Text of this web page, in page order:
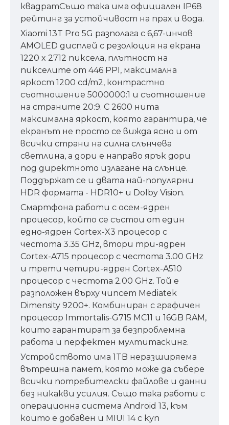
квадратСъщо така има официален IP68
рейтинг за устойчивост на прах и вода.
Xiaomi 13T Pro 5G разполага с 6,67-инчов
AMOLED дисплей с резолюция на екрана
1220 x 2712 пиксела, плътност на
пикселите от 446 PPI, максимална
яркост 1200 cd/m2, контрастно
съотношение 5000000:1 и съотношение
на страните 20:9. С 2600 нита
максимална яркост, която гарантира, че
екранът не просто се вижда ясно и от
всички страни на силна слънчева
светлина, а дори е направо ярък дори
под директното излагане на слънце.
Поддържат се и двата най-популярни
HDR формата - HDR10+ и Dolby Vision.
Смартфона работи с осем-ядрен
процесор, който се състои от един
едно-ядрен Cortex-X3 процесор с
честота 3.35 GHz, втори три-ядрен
Cortex-A715 процесор с честота 3.00 GHz
и трети четири-ядрен Cortex-A510
процесор с честота 2.00 GHz. Той е
разположен върху чипсет Mediatek
Dimensity 9200+. Комбиниран с графичен
процесор Immortalis-G715 MC11 и 16GB RAM,
които гарантират за безпроблемна
работа и перфектен мултитаскинг.
Устройството има 1TB неразширяема
вътрешна памет, която може да събере
всички потребителски файлове и данни
без никакви усилия. Също така работи с
операционна система Android 13, към
които е добавен и MIUI 14 с куп